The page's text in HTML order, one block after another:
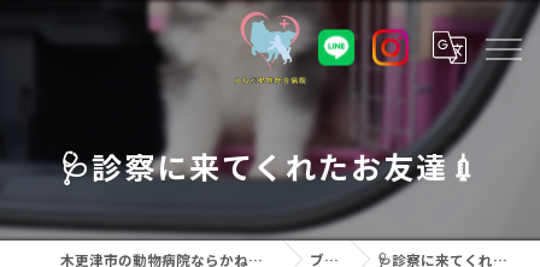
🩺診察に来てくれたお友達💉
木更津市の動物病院ならかねだ動物総合病院 ブログ 🩺診察に来てくれたお友達💉